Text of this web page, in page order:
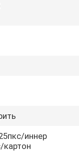
иннер
картон